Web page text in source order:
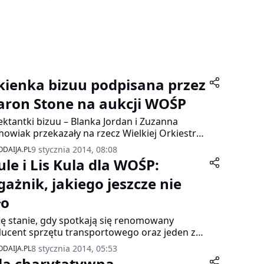
bizuu podpisana przez
Stone na aukcji WOŚP
bizuu – Blanka Jordan i Zuzanna
przekazały na rzecz Wielkiej Orkiestry
Pomocy sukienkę OLIVIA z kolekcji
zima 2013/14. Kreacja jest niepowtarzalna,
na metce została podpisana przez
sławy aktorkę Sharon Stone podczas jej
w warszawskim butiku marki.
9 stycznia 2014, 08:08
i Lis Kula dla WOŚP:
jakiego jeszcze nie
stanie, gdy spotkają się renomowany
sprzętu transportowego oraz jeden z
utalentowanych polskich grafików
pokolenia? Efekt takiego spotkania musi
8 stycznia 2014, 05:53